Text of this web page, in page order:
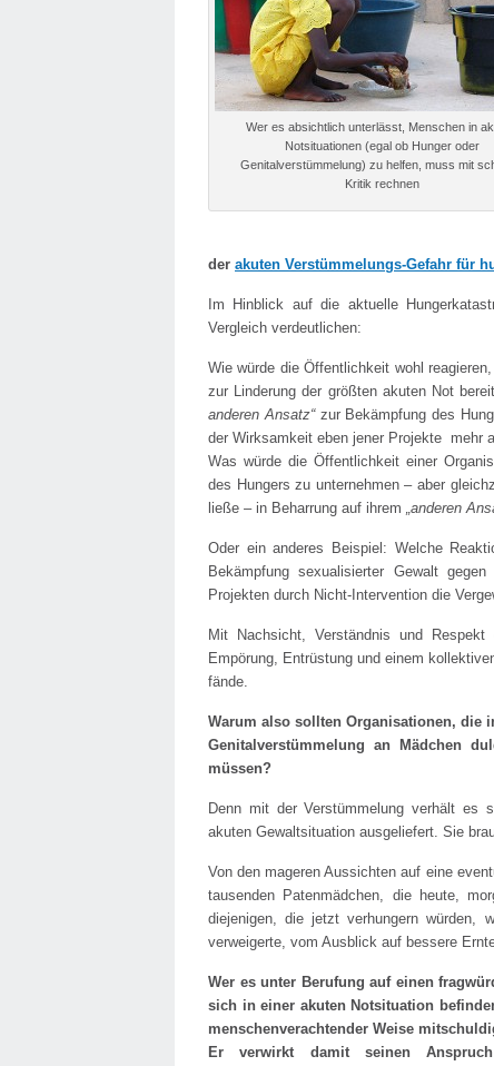
Wer es absichtlich unterlässt, Menschen in
Notsituationen (egal ob Hunger oder
Genitalverstümmelung) zu helfen, muss mit
Kritik rechnen
der akuten Verstümmelungs-Gefahr für
Im Hinblick auf die aktuelle
Vergleich verdeutlichen:
Wie würde die Öffentlichkeit wohl
zur Linderung der größten akuten Not
anderen Ansatz“ zur Bekämpfung des
der Wirksamkeit eben jener Projekte mehr
Was würde die Öffentlichkeit einer
des Hungers zu unternehmen – aber
ließe – in Beharrung auf ihrem „anderen
Oder ein anderes Beispiel: Welche
Bekämpfung sexualisierter Gewalt
Projekten durch Nicht-Intervention die
Mit Nachsicht, Verständnis und
Empörung, Entrüstung und einem
fände.
Warum also sollten Organisationen, die
Genitalverstümmelung an Mädchen
müssen?
Denn mit der Verstümmelung verhält
akuten Gewaltsituation ausgeliefert. Sie
Von den mageren Aussichten auf eine
tausenden Patenmädchen, die heute,
diejenigen, die jetzt verhungern würden,
verweigerte, vom Ausblick auf bessere
Wer es unter Berufung auf einen
sich in einer akuten Notsituation
menschenverachtender Weise
Er verwirkt damit seinen